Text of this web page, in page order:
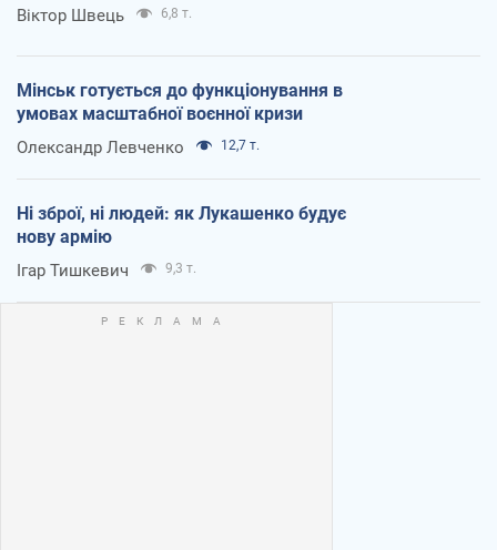
Віктор Швець 6,8 т.
Мінськ готується до функціонування в
умовах масштабної воєнної кризи
Олександр Левченко 12,7 т.
Ні зброї, ні людей: як Лукашенко будує
нову армію
Ігар Тишкевич 9,3 т.